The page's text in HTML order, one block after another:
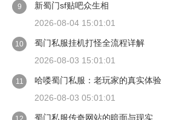
9
新蜀门sf贴吧众生相
2026-08-04 15:01:01
10
蜀门私服挂机打怪全流程详解
2026-08-03 15:01:01
11
哈喽蜀门私服：老玩家的真实体验
2026-08-03 05:01:01
蜀门私服传奇网站的暗面与现实